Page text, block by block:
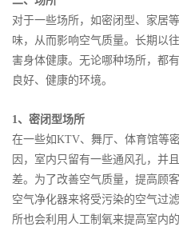
对于一些场所，如密闭型、家居
味，从而影响空气质量。长期以
害身体健康。无论哪种场所，都
良好、健康的环境。
1、密闭型场所
在一些如KTV、舞厅、体育馆等
因，室内只留有一些通风孔，并
差。为了改善空气质量，提高顾
空气净化器来将受污染的空气过
所也会利用人工制氧来提高室内的